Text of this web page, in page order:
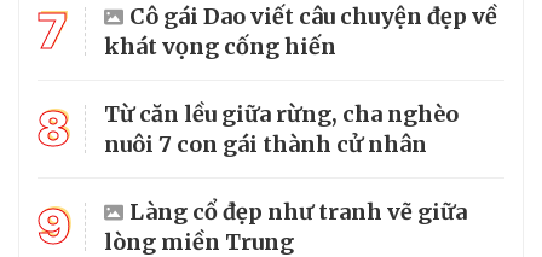
7
Cô gái Dao viết câu chuyện đẹp về
khát vọng cống hiến
8
Từ căn lều giữa rừng, cha nghèo
nuôi 7 con gái thành cử nhân
9
Làng cổ đẹp như tranh vẽ giữa
lòng miền Trung